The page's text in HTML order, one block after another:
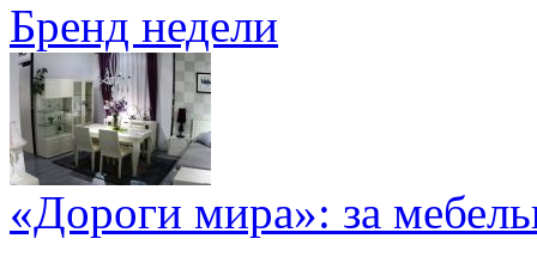
Бренд недели
«Дороги мира»: за